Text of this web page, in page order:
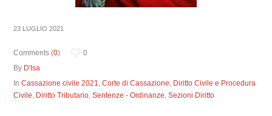
23 LUGLIO 2021
Comments (0)
0
By D'Isa
InCassazione civile 2021,Corte di Cassazione, Diritto Civile e Procedura
Civile, Diritto Tributario,Sentenze - Ordinanze,Sezioni Diritto